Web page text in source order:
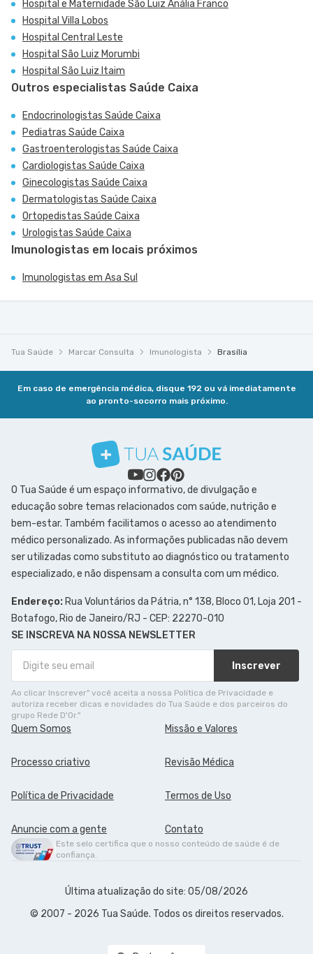
Hospital e Maternidade São Luiz Anália Franco
Hospital Villa Lobos
Hospital Central Leste
Hospital São Luiz Morumbi
Hospital São Luiz Itaim
Outros especialistas Saúde Caixa
Endocrinologistas Saúde Caixa
Pediatras Saúde Caixa
Gastroenterologistas Saúde Caixa
Cardiologistas Saúde Caixa
Ginecologistas Saúde Caixa
Dermatologistas Saúde Caixa
Ortopedistas Saúde Caixa
Urologistas Saúde Caixa
Imunologistas em locais próximos
Imunologistas em Asa Sul
Tua Saúde Marcar Consulta Imunologista Brasília
Em caso de emergência médica, disque 192 ou vá imediatamente
ao pronto-socorro mais próximo.
O Tua Saúde é um espaço informativo, de divulgação e
educação sobre temas relacionados com saúde, nutrição e
bem-estar. Também facilitamos o acesso ao atendimento
médico personalizado. As informações publicadas não devem
ser utilizadas como substituto ao diagnóstico ou tratamento
especializado, e não dispensam a consulta com um médico.
Endereço: Rua Voluntários da Pátria, n° 138, Bloco 01, Loja 201 -
Botafogo, Rio de Janeiro/RJ - CEP: 22270-010
SE INSCREVA NA NOSSA NEWSLETTER
Inscrever
Ao clicar Inscrever" você aceita a nossa Política de Privacidade e
autoriza receber dicas e novidades do Tua Saúde e dos parceiros do
grupo Rede D'Or."
Quem Somos Missão e Valores
Processo criativo Revisão Médica
Política de Privacidade Termos de Uso
Anuncie com a gente Contato
Este selo certifica que o nosso conteúdo de saúde é de
confiança.
Última atualização do site: 05/08/2026
© 2007 - 2026 Tua Saúde. Todos os direitos reservados.